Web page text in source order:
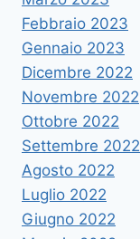
Febbraio 2023
Gennaio 2023
Dicembre 2022
Novembre 2022
Ottobre 2022
Settembre 2022
Agosto 2022
Luglio 2022
Giugno 2022